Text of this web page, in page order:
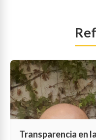
Transparencia en